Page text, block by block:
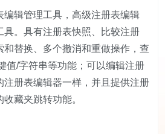
编辑管理工具，高级注册表编辑
具。具有注册表快照、比较注册
和替换、多个撤消和重做操作，查
值/字符串等功能；可以编辑注册
注册表编辑器一样，并且提供注册
藏夹跳转功能。